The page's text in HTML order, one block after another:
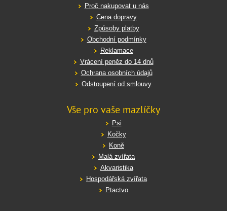
Proč nakupovat u nás
Cena dopravy
Způsoby platby
Obchodní podmínky
Reklamace
Vrácení peněz do 14 dnů
Ochrana osobních údajů
Odstoupení od smlouvy
Vše pro vaše mazlíčky
Psi
Kočky
Koně
Malá zvířata
Akvaristika
Hospodářská zvířata
Ptactvo